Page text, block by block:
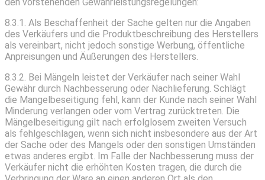
8.3.1. Als Beschaffenheit der Sache gelten nur die Angaben
des Verkäufers und die Produktbeschreibung des Herstellers
als vereinbart, nicht jedoch sonstige Werbung, öffentliche
Anpreisungen und Äußerungen des Herstellers.
8.3.2. Bei Mängeln leistet der Verkäufer nach seiner Wahl
Gewähr durch Nachbesserung oder Nachlieferung. Schlägt
die Mangelbeseitigung fehl, kann der Kunde nach seiner Wahl
Minderung verlangen oder vom Vertrag zurücktreten. Die
Mängelbeseitigung gilt nach erfolglosem zweiten Versuch
als fehlgeschlagen, wenn sich nicht insbesondere aus der Art
der Sache oder des Mangels oder den sonstigen Umständen
etwas anderes ergibt. Im Falle der Nachbesserung muss der
Verkäufer nicht die erhöhten Kosten tragen, die durch die